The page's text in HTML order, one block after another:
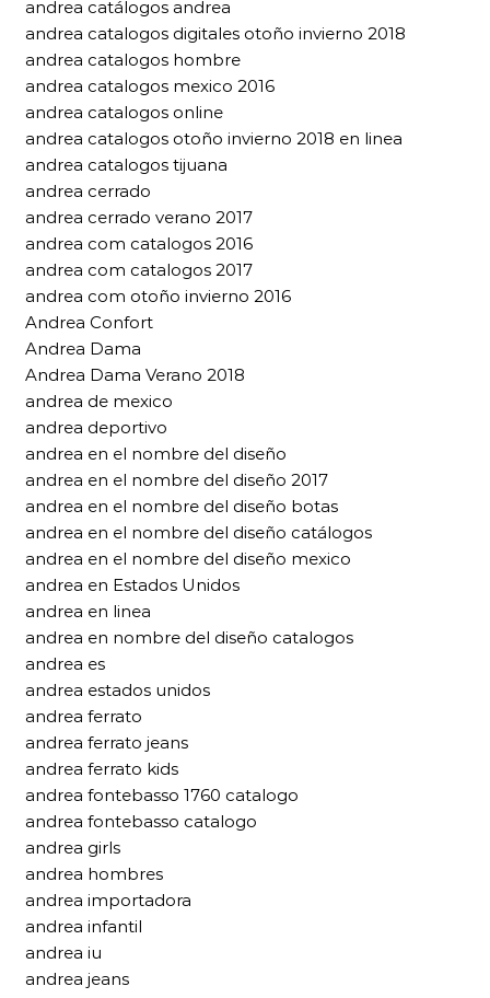
andrea catálogos andrea
andrea catalogos digitales otoño invierno 2018
andrea catalogos hombre
andrea catalogos mexico 2016
andrea catalogos online
andrea catalogos otoño invierno 2018 en linea
andrea catalogos tijuana
andrea cerrado
andrea cerrado verano 2017
andrea com catalogos 2016
andrea com catalogos 2017
andrea com otoño invierno 2016
Andrea Confort
Andrea Dama
Andrea Dama Verano 2018
andrea de mexico
andrea deportivo
andrea en el nombre del diseño
andrea en el nombre del diseño 2017
andrea en el nombre del diseño botas
andrea en el nombre del diseño catálogos
andrea en el nombre del diseño mexico
andrea en Estados Unidos
andrea en linea
andrea en nombre del diseño catalogos
andrea es
andrea estados unidos
andrea ferrato
andrea ferrato jeans
andrea ferrato kids
andrea fontebasso 1760 catalogo
andrea fontebasso catalogo
andrea girls
andrea hombres
andrea importadora
andrea infantil
andrea iu
andrea jeans